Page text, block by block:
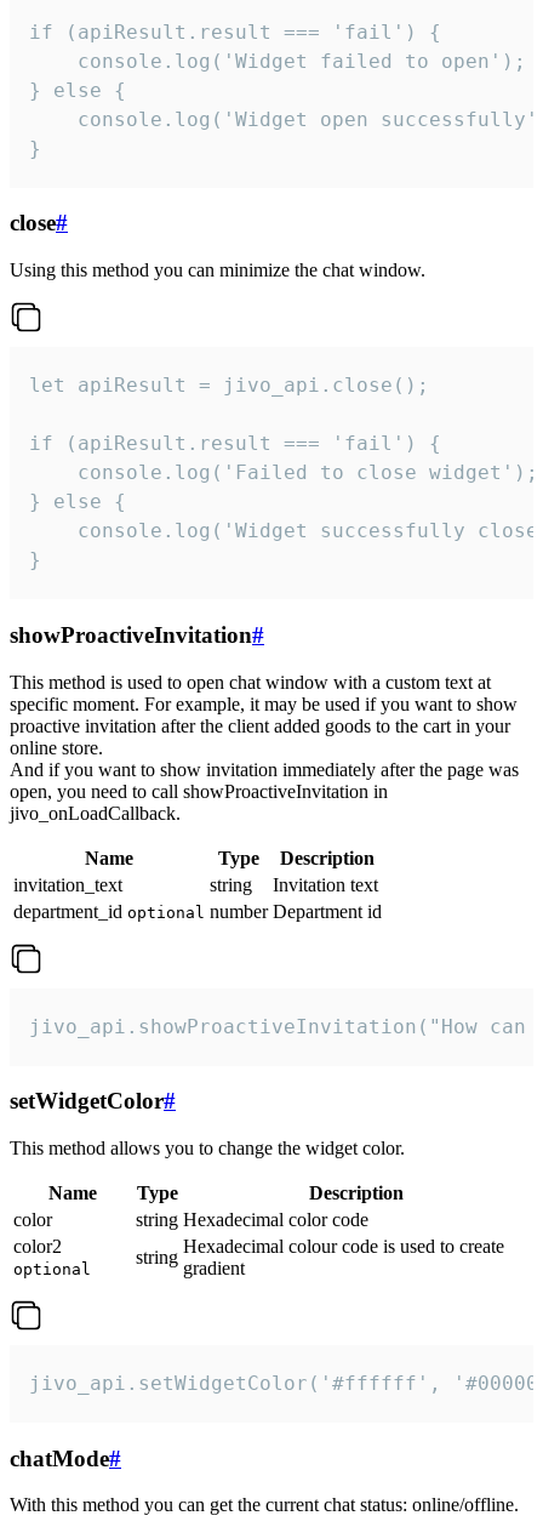
if (apiResult.result === 'fail') {
    console.log('Widget failed to open');
} else {
console.log('Widget open
}
close#
Using this method you can minimize the chat window.
let apiResult = jivo_api.close();
if (apiResult.result === 'fail') {
    console.log('Failed to close widget');
} else {
console.log('Widget successfully
}
showProactiveInvitation#
This method is used to open chat window with a custom text at
specific moment. For example, it may be used if you want to show
proactive invitation after the client added goods to the cart in your
online store.
And if you want to show invitation immediately after the page was
open, you need to call showProactiveInvitation in
jivo_onLoadCallback.
Name Type
Description
invitation_text
string
Invitation text
department_id optional number Department id
jivo_api.showProactiveInvitation("How
setWidgetColor#
This method allows you to change the widget color.
Name Type
Description
color
string Hexadecimal color code
color2
optional
string
Hexadecimal colour code is used to create
gradient
jivo_api.setWidgetColor('#ffffff',
chatMode#
With this method you can get the current chat status: online/offline.